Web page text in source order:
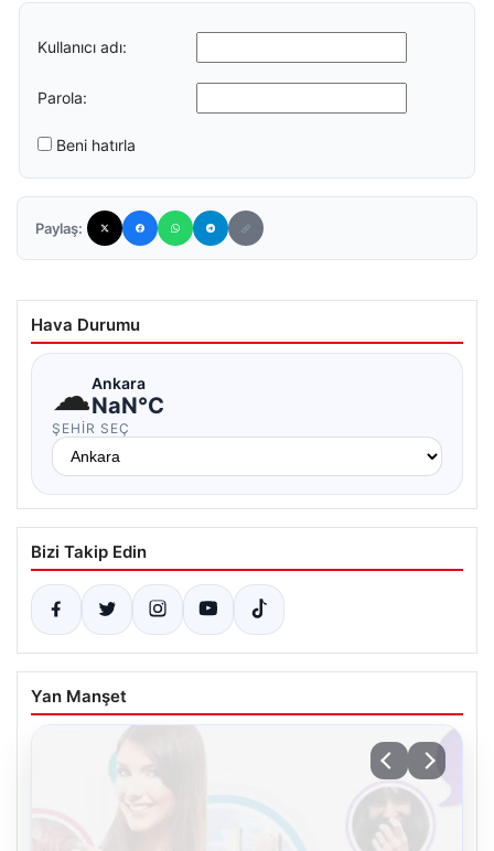
Kullanıcı adı:
Parola:
Beni hatırla
Paylaş:
Hava Durumu
☁Ankara
NaN°C
ŞEHIR SEÇ
Bizi Takip Edin
Yan Manşet